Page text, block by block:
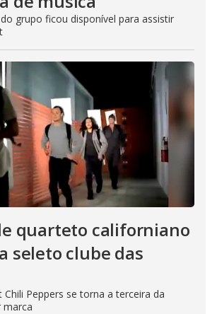
grupo ficou disponível para assistir
quarteto californiano
seleto clube das
Chili Peppers se torna a terceira da
marca